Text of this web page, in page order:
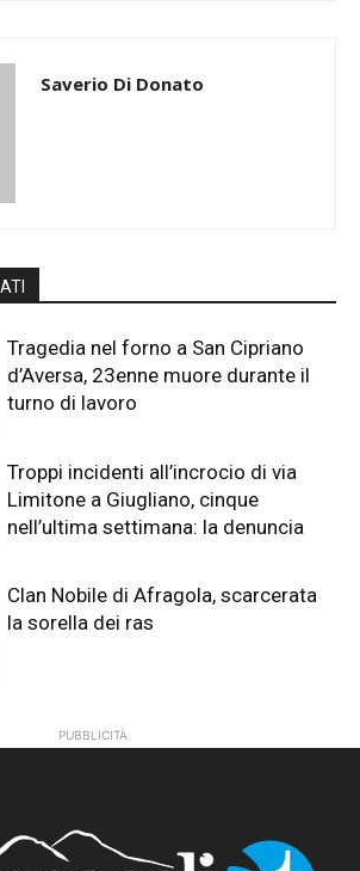
Saverio Di Donato
Tragedia nel forno a San Cipriano
d’Aversa, 23enne muore durante il
turno di lavoro
Troppi incidenti all’incrocio di via
Limitone a Giugliano, cinque
nell’ultima settimana: la denuncia
Clan Nobile di Afragola, scarcerata
la sorella dei ras
PUBBLICITÀ